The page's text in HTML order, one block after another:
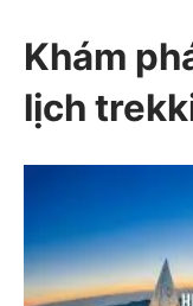
Khám
lịch